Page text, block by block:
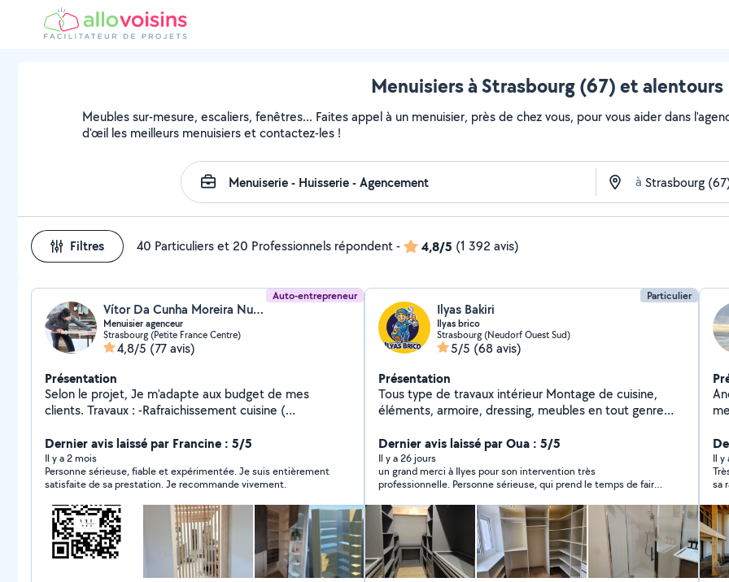
Menuisiers à Strasbourg (67) et alentours
Meubles sur-mesure, escaliers, fenêtres... Faites appel à un menuisier, près de chez vous, pour vous aider dans
d'œil les meilleurs menuisiers et contactez-les !
à
Filtres 40 Particuliers et 20 Professionnels répondent- 4,8/5 (1 392 avis)
Auto-entrepreneur
Vítor Da Cunha Moreira Nunes (VHservices)
Menuisier agenceur
Strasbourg (Petite France Centre)
4,8/5 (77 avis)
Présentation
Selon le projet, Je m'adapte aux budget de mes
clients. Travaux : -Rafraichissement cuisine (
d'évier/robinetterie, installation de nouvelle hotte -
Réalisation de placard, dressing sous pente/mansarde,
adapté à vos idées Ainsi que la fabrication de meubles
sur-mesure, de toute forme et finition. -Pose de
parquet stratifié. De même que le ponçage et
vitrification dans les règles d'art. - Petits travaux de
plomberie -Travaux d' électricité (intérieur et extérieur)
Que ce soit pour du petit bricolage ou un projet plus
important, n'hésitez pas à me contacter.
Dernier avis laissé par Francine : 5/5
Il y a 2 mois
Personne sérieuse, fiable et expérimentée. Je suis entièrement
satisfaite de sa prestation. Je recommande vivement.
Particulier
Ilyas Bakiri
Ilyas brico
Strasbourg (Neudorf Ouest Sud)
5/5 (68 avis)
Présentation
Tous type de travaux intérieur Montage de cuisine,
éléments, armoire, dressing, meubles en tout genre
électroménager Placo et réaménagement intérieur
Dernier avis laissé par Oua : 5/5
Il y a 26 jours
un grand merci à Ilyes pour son intervention très
professionnelle. Personne sérieuse, qui prend le temps de faire
Il y